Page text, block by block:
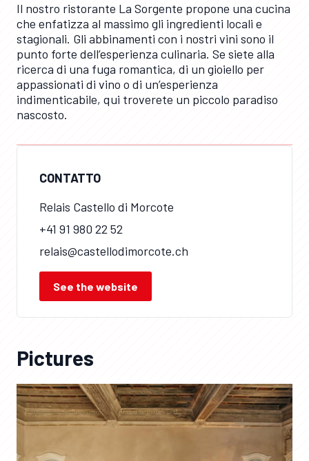
CONTATTO
Relais Castello di Morcote
+41 91 980 22 52
relais@castellodimorcote.ch
See the website
Il nostro ristorante La Sorgente propone una cucina
che enfatizza al massimo gli ingredienti locali e
stagionali. Gli abbinamenti con i nostri vini sono il
punto forte dell’esperienza culinaria. Se siete alla
ricerca di una fuga romantica, di un gioiello per
appassionati di vino o di un’esperienza
indimenticabile, qui troverete un piccolo paradiso
nascosto.
Pictures